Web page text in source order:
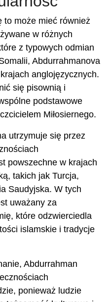
to może mieć również
w różnych
z typowych odmian
Abdurrahmanova
anglojęzycznych.
się pisownią i
podstawowe
Miłosiernego.
utrzymuje się przez
powszechne w krajach
takich jak Turcja,
Saudyjska. W tych
uważany za
które odzwierciedla
islamskie i tradycje
Abdurrahman
ponieważ ludzie